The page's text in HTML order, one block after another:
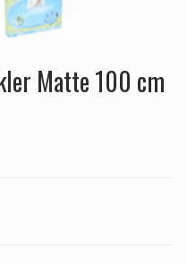
Matte 100 cm